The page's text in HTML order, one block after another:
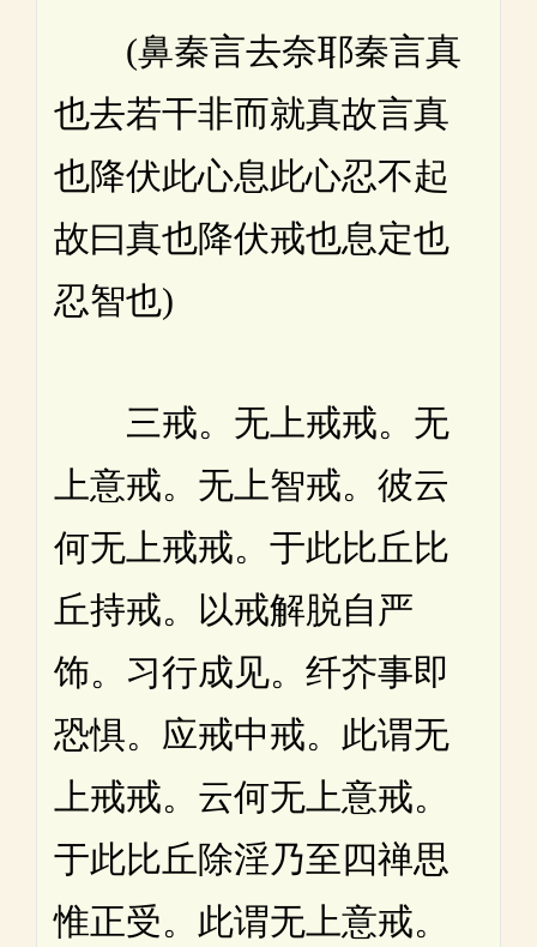
(鼻秦言去奈耶秦言真
也去若干非而就真故言真
也降伏此心息此心忍不起
故曰真也降伏戒也息定也
忍智也)
三戒。无上戒戒。无
上意戒。无上智戒。彼云
何无上戒戒。于此比丘比
丘持戒。以戒解脱自严
饰。习行成见。纤芥事即
恐惧。应戒中戒。此谓无
上戒戒。云何无上意戒。
于此比丘除淫乃至四禅思
惟正受。此谓无上意戒。